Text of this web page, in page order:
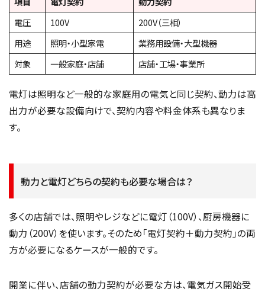
電圧
100V
200V（三相）
用途
照明・小型家電
業務用設備・大型機器
対象
一般家庭・店舗 店舗・工場・事業所
電灯は照明など一般的な家庭用の電気と同じ契約、動力は高
出力が必要な設備向けで、契約内容や料金体系も異なりま
す。
動力と電灯どちらの契約も必要な場合は？
多くの店舗では、照明やレジなどに電灯（100V）、厨房機器に
動力（200V）を使います。そのため「電灯契約＋動力契約」の両
方が必要になるケースが一般的です。
開業に伴い、店舗の動力契約が必要な方は、電気ガス開始受